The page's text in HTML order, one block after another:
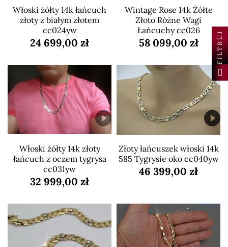
Włoski żółty 14k łańcuch
złoty z białym złotem
cc024yw
24 699,00 zł
Wintage Rose 14k Żółte
Złoto Różne Wagi
Łańcuchy cc026
58 099,00 zł
Włoski żółty 14k złoty
łańcuch z oczem tygrysa
cc031yw
32 999,00 zł
Złoty łańcuszek włoski 14k
585 Tygrysie oko cc040yw
46 399,00 zł
FILTRUJ